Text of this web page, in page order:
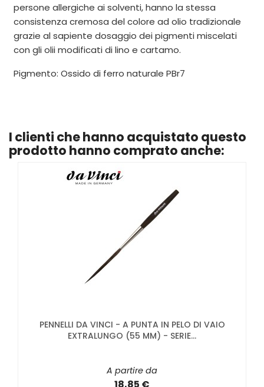
persone allergiche ai solventi, hanno la stessa
consistenza cremosa del colore ad olio tradizionale
grazie al sapiente dosaggio dei pigmenti miscelati
con gli olii modificati di lino e cartamo.
Pigmento: Ossido di ferro naturale PBr7
I clienti che hanno acquistato questo
prodotto hanno comprato anche:
PENNELLI DA VINCI - A PUNTA IN PELO DI VAIO
EXTRALUNGO (55 MM) - SERIE...
A partire da